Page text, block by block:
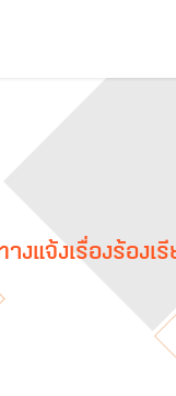
งแจ้งเรื่องร้องเ